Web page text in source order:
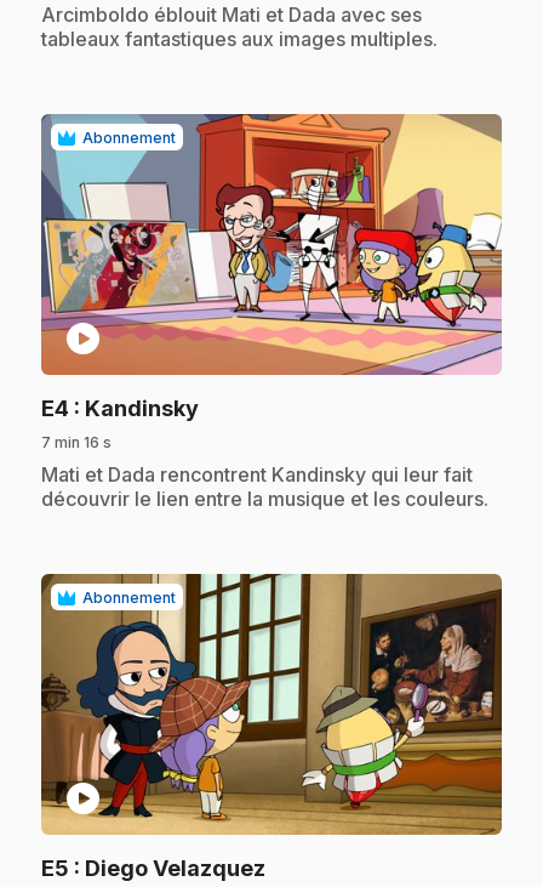
.Arcimboldo éblouit Mati et Dada avec ses
tableaux fantastiques aux images multiples.
Abonnement
play_circle
E4 : Kandinsky.
7 min 16 s
.Mati et Dada rencontrent Kandinsky qui leur fait
découvrir le lien entre la musique et les couleurs.
Abonnement
play_circle
E5 : Diego Velazquez